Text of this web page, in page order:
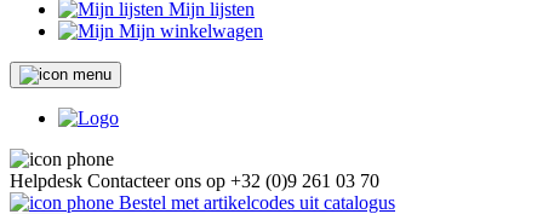
Mijn lijsten
Mijn winkelwagen
Helpdesk Contacteer ons op +32 (0)9 261 03 70
Bestel met artikelcodes uit catalogus